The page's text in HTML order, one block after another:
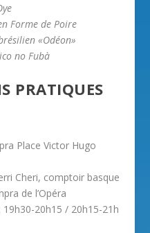
Forme de Poire
«Odéon»
no Fubà
PRATIQUES
Place Victor Hugo
Cheri, comptoir basque
de l’Opéra
20h15 / 20h15-21h